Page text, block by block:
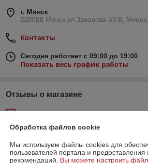
г. Минск
220088 Минск ул Захарова 50 В,
Контакты
Сегодня работает с 09:00 до 19:00
Показать весь график работы
Отзывы о магазине
52 отзывов за всё время
Покупатель
Отлично
Обработка файлов cookie
Мы используем файлы cookies для
пользователей портала и
рекомендаций. Вы можете настроить